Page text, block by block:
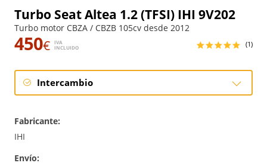
Turbo Seat Altea 1.2 (TFSI) IHI 9V202
Turbo motor CBZA / CBZB 105cv desde 2012
450€
IVA
INCLUIDO
(1)
Intercambio
Fabricante:
IHI
Envío: